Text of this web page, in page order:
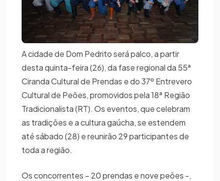
A cidade de Dom Pedrito será palco, a partir
desta quinta-feira (26), da fase regional da 55ª
Ciranda Cultural de Prendas e do 37º Entrevero
Cultural de Peões, promovidos pela 18ª Região
Tradicionalista (RT). Os eventos, que celebram
as tradições e a cultura gaúcha, se estendem
até sábado (28) e reunirão 29 participantes de
toda a região.
Os concorrentes – 20 prendas e nove peões -,